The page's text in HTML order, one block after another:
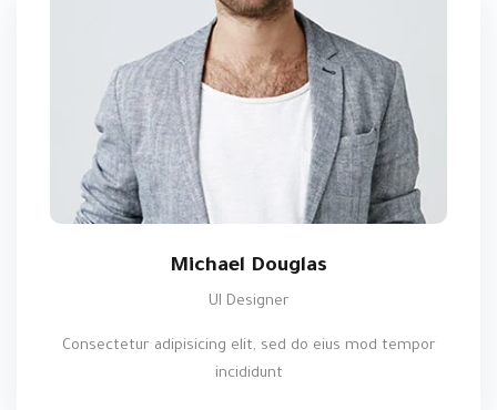
Michael Douglas
UI Designer
Consectetur adipisicing elit, sed do eius mod tempor
incididunt